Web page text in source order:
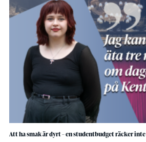
Att ha smak är dyrt – en studentbudget räcker inte